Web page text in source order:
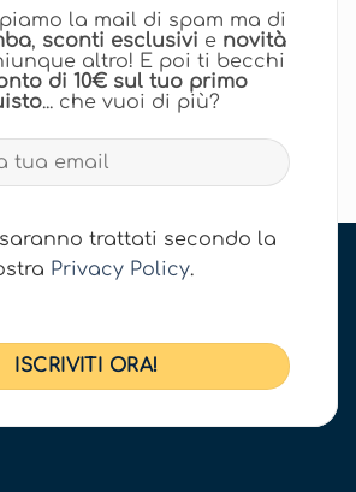
la mail di spam ma di
, sconti esclusivi e novità
altro! E poi ti becchi
di 10€ sul tuo primo
... che vuoi di più?
trattati secondo la
Privacy Policy.